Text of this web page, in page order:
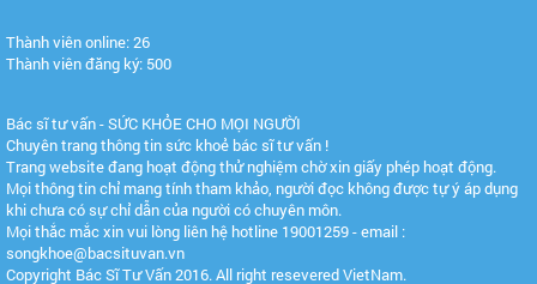
Thành viên online: 26
Thành viên đăng ký: 500
Bác sĩ tư vấn - SỨC KHỎE CHO MỌI NGƯỜI
Chuyên trang thông tin sức khoẻ bác sĩ tư vấn !
Trang website đang hoạt động thử nghiệm chờ xin giấy phép hoạt động.
Mọi thông tin chỉ mang tính tham khảo, người đọc không được tự ý áp dụng
khi chưa có sự chỉ dẫn của người có chuyên môn.
Mọi thắc mắc xin vui lòng liên hệ hotline 19001259 - email :
songkhoe@bacsituvan.vn
Copyright Bác Sĩ Tư Vấn 2016. All right resevered VietNam.